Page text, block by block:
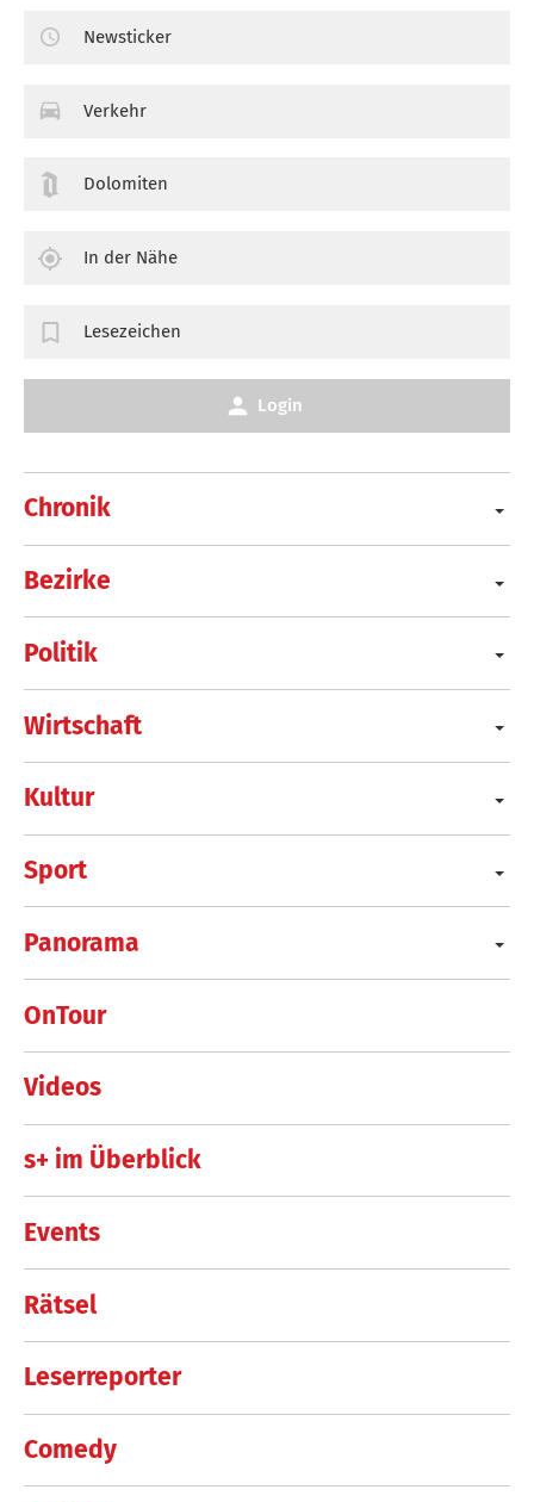
Chronik
Bezirke
Politik
Wirtschaft
Kultur
Sport
Panorama
OnTour
Videos
s+ im Überblick
Events
Rätsel
Leserreporter
Comedy
Newsticker
Verkehr
Dolomiten
In der Nähe
Lesezeichen
Login